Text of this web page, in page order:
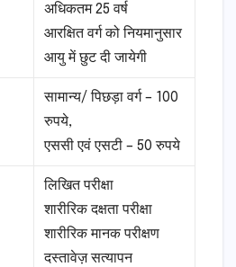
अधिकतम 25 वर्ष
आरक्षित वर्ग को नियमानुसार
आयु में छुट दी जायेगी
सामान्य/ पिछड़ा वर्ग – 100
रुपये,
एससी एवं एसटी – 50 रुपये
लिखित परीक्षा
शारीरिक दक्षता परीक्षा
शारीरिक मानक परीक्षण
दस्तावेज़ सत्यापन